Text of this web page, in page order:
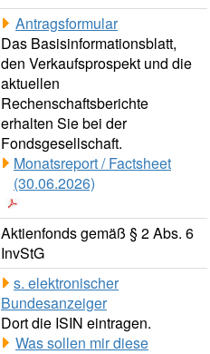
Antragsformular
Das Basisinformationsblatt,
den Verkaufsprospekt und die
aktuellen
Rechenschaftsberichte
erhalten Sie bei der
Fondsgesellschaft.
Monatsreport / Factsheet
(30.06.2026)
Aktienfonds gemäß § 2 Abs. 6
InvStG
s. elektronischer
Bundesanzeiger
Dort die ISIN eintragen.
Was sollen mir diese